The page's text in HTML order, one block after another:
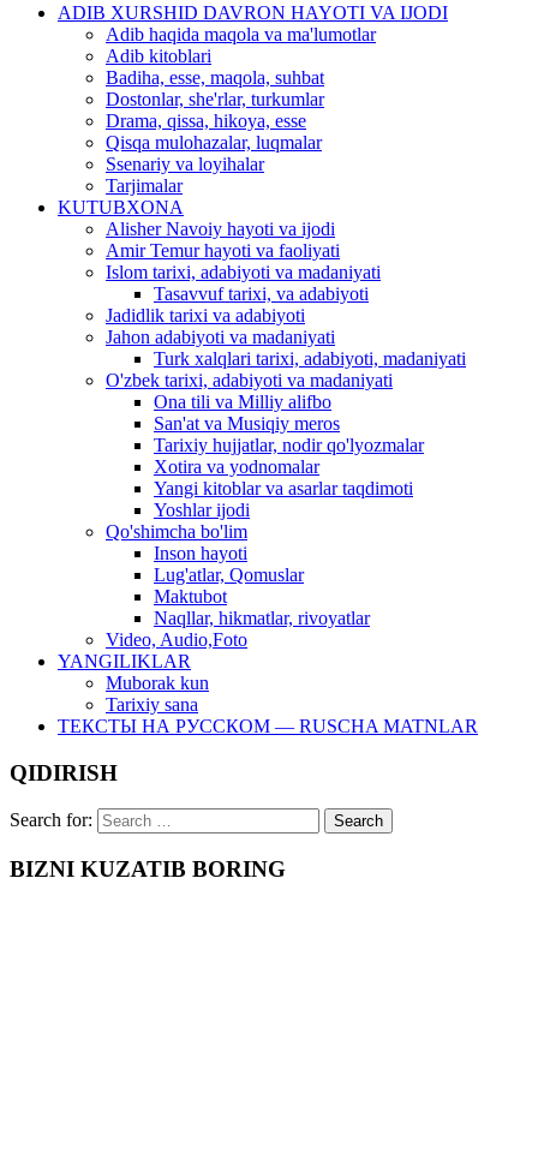
ADIB XURSHID DAVRON HAYOTI VA IJODI
Adib haqida maqola va ma'lumotlar
Adib kitoblari
Badiha, esse, maqola, suhbat
Dostonlar, she'rlar, turkumlar
Drama, qissa, hikoya, esse
Qisqa mulohazalar, luqmalar
Ssenariy va loyihalar
Tarjimalar
KUTUBXONA
Alisher Navoiy hayoti va ijodi
Amir Temur hayoti va faoliyati
Islom tarixi, adabiyoti va madaniyati
Tasavvuf tarixi, va adabiyoti
Jadidlik tarixi va adabiyoti
Jahon adabiyoti va madaniyati
Turk xalqlari tarixi, adabiyoti, madaniyati
O'zbek tarixi, adabiyoti va madaniyati
Ona tili va Milliy alifbo
San'at va Musiqiy meros
Tarixiy hujjatlar, nodir qo'lyozmalar
Xotira va yodnomalar
Yangi kitoblar va asarlar taqdimoti
Yoshlar ijodi
Qo'shimcha bo'lim
Inson hayoti
Lug'atlar, Qomuslar
Maktubot
Naqllar, hikmatlar, rivoyatlar
Video, Audio,Foto
YANGILIKLAR
Muborak kun
Tarixiy sana
ТЕКСТЫ НА РУССКОМ — RUSCHA MATNLAR
QIDIRISH
Search for:
BIZNI KUZATIB BORING